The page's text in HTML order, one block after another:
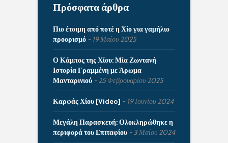
Πρόσφατα άρθρα
Πιο έτοιμη από ποτέ η Χίο για γαμήλιο
προορισμό
19 Μαΐου 2025
Ο Κάμπος της Χίου: Μία Ζωντανή
Ιστορία Γραμμένη με Άρωμα
Μανταρινιού
25 Φεβρουαρίου 2025
Καρφάς Χίου [Video] 19 Ιουνίου 2024
Μεγάλη Παρασκευή: Ολοκληρώθηκε η
περιφορά του Επιταφίου
3 Μαΐου 2024